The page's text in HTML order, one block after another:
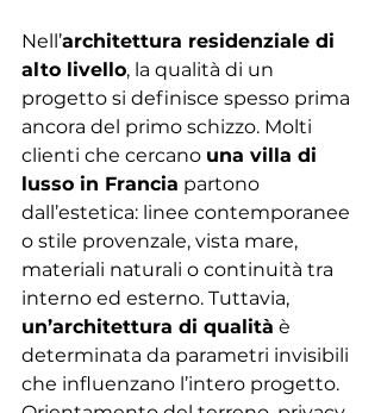
Nell’architettura residenziale di
alto livello, la qualità di un
progetto si definisce spesso prima
ancora del primo schizzo. Molti
clienti che cercano una villa di
lusso in Francia partono
dall’estetica: linee contemporanee
o stile provenzale, vista mare,
materiali naturali o continuità tra
interno ed esterno. Tuttavia,
un’architettura di qualità è
determinata da parametri invisibili
che influenzano l’intero progetto.